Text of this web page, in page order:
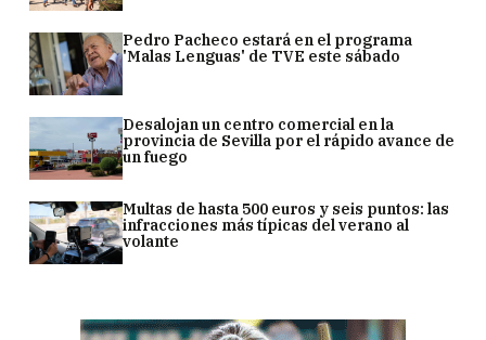
Pedro Pacheco estará en el programa
'Malas Lenguas' de TVE este sábado
Desalojan un centro comercial en la
provincia de Sevilla por el rápido avance de
un fuego
Multas de hasta 500 euros y seis puntos: las
infracciones más típicas del verano al
volante